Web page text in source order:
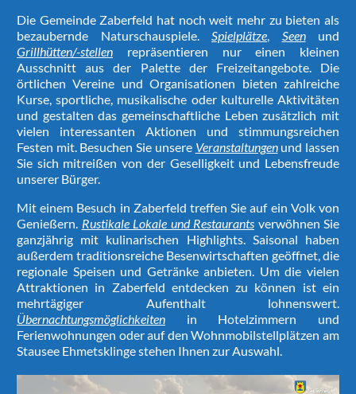
Die Gemeinde Zaberfeld hat noch weit mehr zu bieten als
bezaubernde Naturschauspiele. Spielplätze, Seenund
Grillhütten/-stellen repräsentieren nur einen kleinen
Ausschnitt aus der Palette der Freizeitangebote. Die
örtlichen Vereine und Organisationen bieten zahlreiche
Kurse, sportliche, musikalische oder kulturelle Aktivitäten
und gestalten das gemeinschaftliche Leben zusätzlich mit
vielen interessanten Aktionen und stimmungsreichen
Festen mit. Besuchen Sie unsere Veranstaltungenund lassen
Sie sich mitreißen von der Geselligkeit und Lebensfreude
unserer Bürger.
Mit einem Besuch in Zaberfeld treffen Sie auf ein Volk von
Genießern. Rustikale Lokale und Restaurants verwöhnen Sie
ganzjährig mit kulinarischen Highlights. Saisonal haben
außerdem traditionsreiche Besenwirtschaften geöffnet, die
regionale Speisen und Getränke anbieten. Um die vielen
Attraktionen in Zaberfeld entdecken zu können ist ein
mehrtägiger Aufenthalt lohnenswert.
Übernachtungsmöglichkeiten in Hotelzimmern und
Ferienwohnungen oder auf den Wohnmobilstellplätzen am
Stausee Ehmetsklinge stehen Ihnen zur Auswahl.